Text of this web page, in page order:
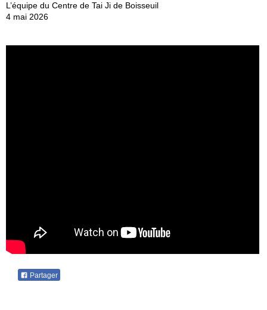
L’équipe du Centre de Tai Ji de Boisseuil
4 mai 2026
Partager